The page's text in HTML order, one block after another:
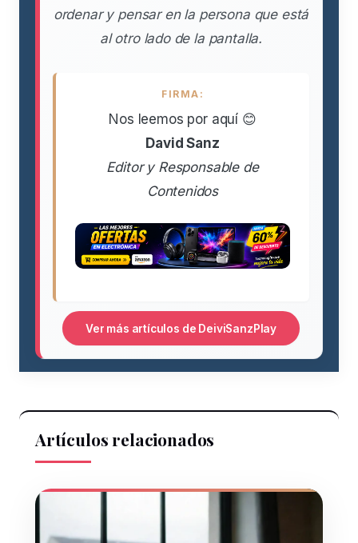
ordenar y pensar en la persona que está
al otro lado de la pantalla.
FIRMA:
Nos leemos por aquí 😊
David Sanz
Editor y Responsable de
Contenidos
Ver más artículos de DeiviSanzPlay
Artículos relacionados